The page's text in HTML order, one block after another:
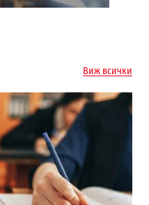
Виж всички